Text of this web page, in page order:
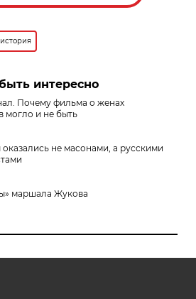
история
интересно
Почему фильма о женах
могло и не быть
не масонами, а русскими
маршала Жукова